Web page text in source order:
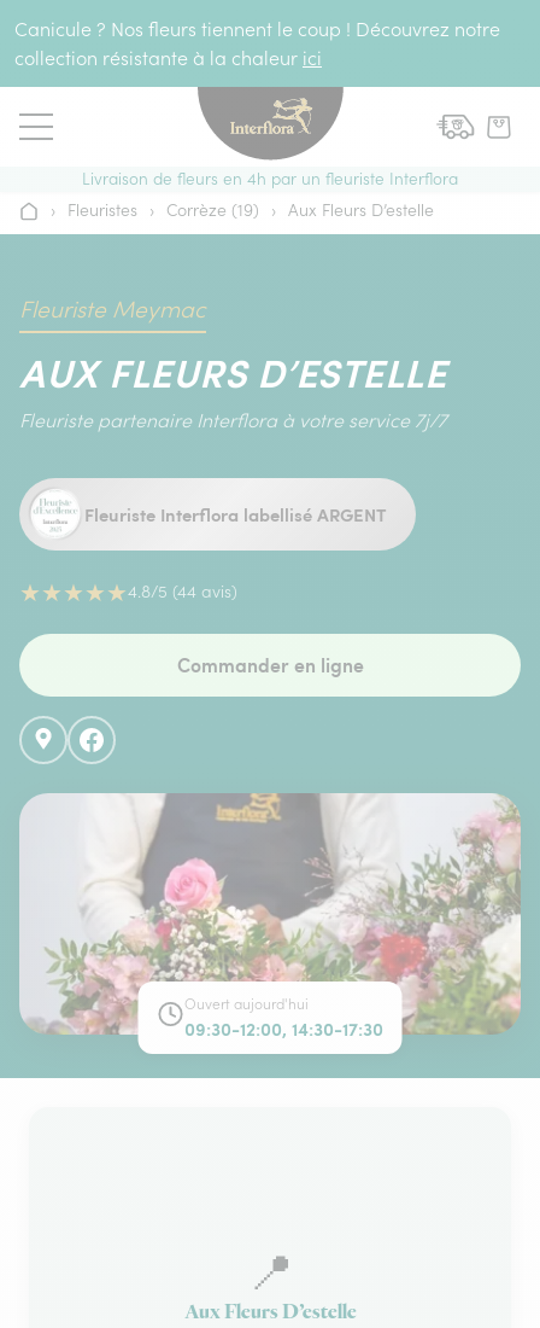
Canicule ? Nos fleurs tiennent le coup ! Découvrez notre
collection résistante à la chaleur ici
Livraison de fleurs en 4h par un fleuriste Interflora
Accueil
› Fleuristes › Corrèze (19) › Aux Fleurs D’estelle
Fleuriste Meymac
AUX FLEURS D’ESTELLE
Fleuriste partenaire Interflora à votre service 7j/7
Fleuriste Interflora labellisé ARGENT
★★★★★4.8/5 (44 avis)
Commander en ligne
Ouvert aujourd'hui
09:30-12:00, 14:30-17:30
📍
Aux Fleurs D’estelle